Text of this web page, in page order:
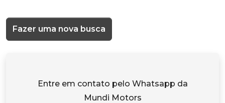
Fazer uma nova busca
Entre em contato pelo Whatsapp da
Mundi Motors